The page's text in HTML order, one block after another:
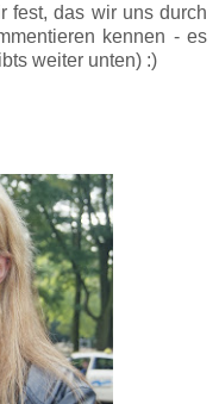
fest, das wir uns durch
kennen - es
weiter unten) :)